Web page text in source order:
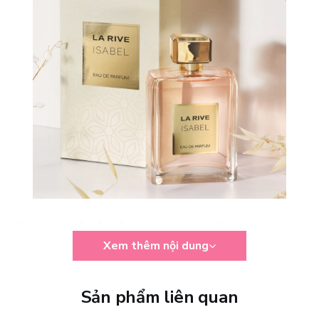
Công dụng nổi bật của La Rive Isabel EDP
La Rive Isabel EDPmang đến cảm giác tươi sáng và đầy năng
→ Hương thơm tươi sáng, giúp tạo cảm giác dễ chịu và tràn đầy
Xem thêm nội dung
Sản phẩm liên quan